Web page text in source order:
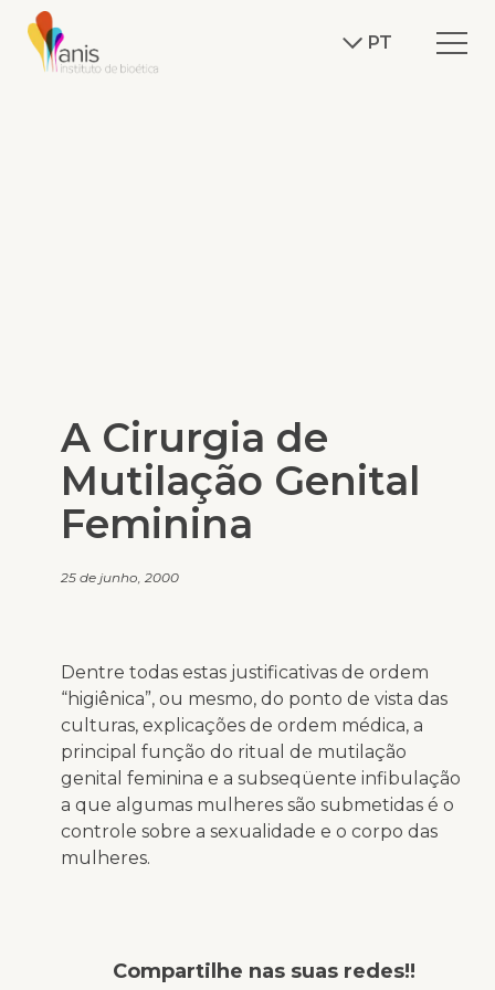
PT
A Cirurgia de
Mutilação Genital
Feminina
25 de junho, 2000
Dentre todas estas justificativas de ordem
“higiênica”, ou mesmo, do ponto de vista das
culturas, explicações de ordem médica, a
principal função do ritual de mutilação
genital feminina e a subseqüente infibulação
a que algumas mulheres são submetidas é o
controle sobre a sexualidade e o corpo das
mulheres.
Compartilhe nas suas redes!!